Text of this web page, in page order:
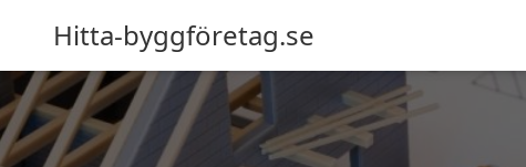
Hitta-byggföretag.se